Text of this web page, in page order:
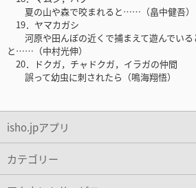
夏の山や森で咬まれると……（畠中健吾）
19．ヤマカガシ
河原や田んぼの近くで捕まえて遊んでいる
と……（中村光伸）
20．ドクガ，チャドクガ，イラガの仲間
誤って幼虫に刺されたら（鳴海翔悟）
isho.jpアプリ
カテゴリー